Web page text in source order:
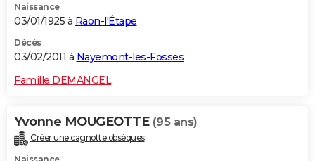
Naissance
03/01/1925 à Raon-l'Étape
Décès
03/02/2011 à Nayemont-les-Fosses
Famille DEMANGEL
Yvonne MOUGEOTTE (95 ans)
Créer une cagnotte obsèques